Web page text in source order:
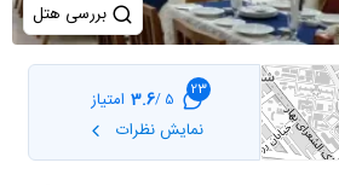
بررسی هتل
23
5 /
3.6 امتیاز
نمایش نظرات